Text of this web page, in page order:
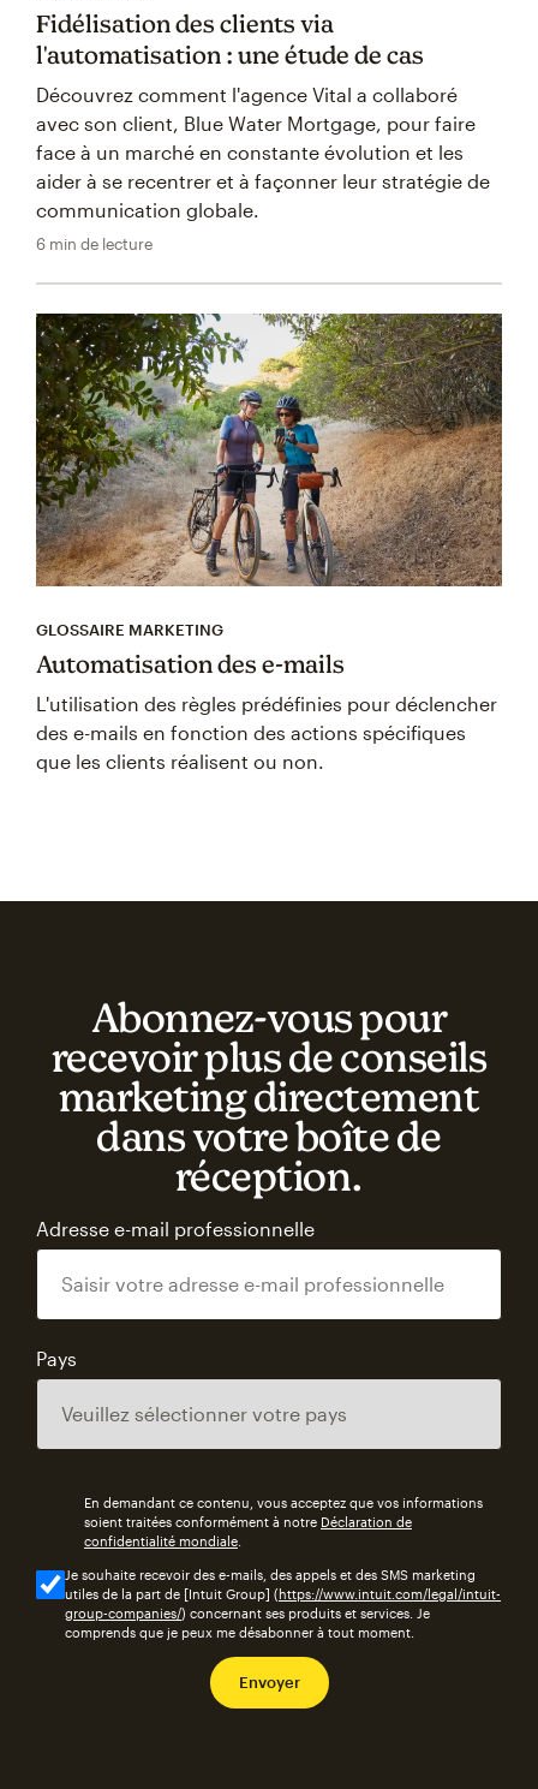
Fidélisation des clients via
l'automatisation : une étude de cas
Découvrez comment l'agence Vital a collaboré
avec son client, Blue Water Mortgage, pour faire
face à un marché en constante évolution et les
aider à se recentrer et à façonner leur stratégie de
communication globale.
6 min de lecture
GLOSSAIRE MARKETING
Automatisation des e-mails
L'utilisation des règles prédéfinies pour déclencher
des e-mails en fonction des actions spécifiques
que les clients réalisent ou non.
Abonnez‑vous pour
recevoir plus de conseils
marketing directement
dans votre boîte de
réception.
Adresse e-mail professionnelle
Pays
En demandant ce contenu, vous acceptez que vos informations
soient traitées conformément à notre Déclaration de
confidentialité mondiale
Je souhaite recevoir des e-mails, des appels et des SMS marketing
utiles de la part de [Intuit Group] (https://www.intuit.com/legal/intuit-
group-companies/) concernant ses produits et services. Je
comprends que je peux me désabonner à tout moment.